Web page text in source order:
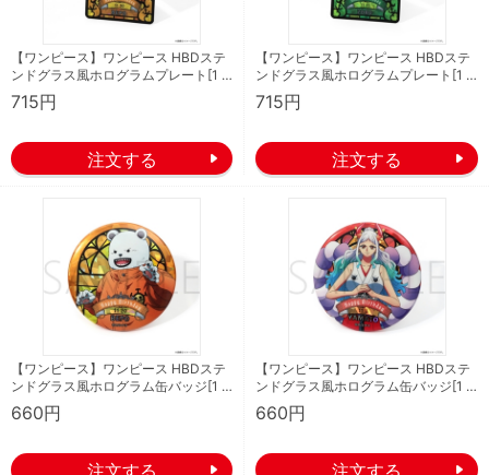
【ワンピース】ワンピース HBDステ
ンドグラス風ホログラムプレート[1 …
715円
【ワンピース】ワンピース HBDステ
ンドグラス風ホログラムプレート[1 …
715円
【ワンピース】ワンピース HBDステ
ンドグラス風ホログラム缶バッジ[1 …
660円
【ワンピース】ワンピース HBDステ
ンドグラス風ホログラム缶バッジ[1 …
660円